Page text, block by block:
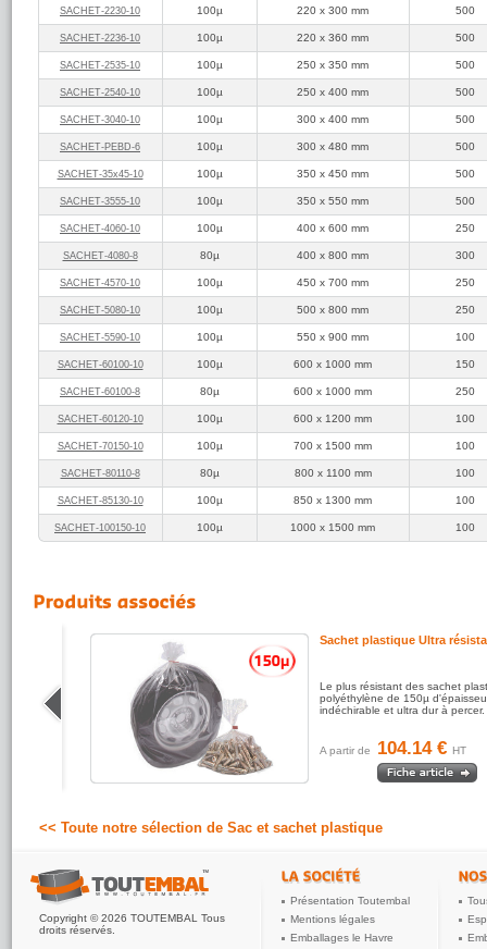
SACHET‑2230‑10 100µ 220 x 300 mm 500
SACHET‑2236‑10 100µ 220 x 360 mm 500
SACHET‑2535‑10 100µ 250 x 350 mm 500
SACHET‑2540‑10 100µ 250 x 400 mm 500
SACHET‑3040‑10 100µ 300 x 400 mm 500
SACHET‑PEBD‑6 100µ 300 x 480 mm 500
SACHET‑35x45‑10 100µ 350 x 450 mm 500
SACHET‑3555‑10 100µ 350 x 550 mm 500
SACHET‑4060‑10 100µ 400 x 600 mm 250
SACHET‑4080‑8 80µ 400 x 800 mm 300
SACHET‑4570‑10 100µ 450 x 700 mm 250
SACHET‑5080‑10 100µ 500 x 800 mm 250
SACHET‑5590‑10 100µ 550 x 900 mm 100
SACHET‑60100‑10 100µ 600 x 1000 mm 150
SACHET‑60100‑8 80µ 600 x 1000 mm 250
SACHET‑60120‑10 100µ 600 x 1200 mm 100
SACHET‑70150‑10 100µ 700 x 1500 mm 100
SACHET‑80110‑8 80µ 800 x 1100 mm 100
SACHET‑85130‑10 100µ 850 x 1300 mm 100
SACHET‑100150‑10 100µ 1000 x 1500 mm 100
Sachet plastique Ultra
Le plus résistant des sachet
polyéthylène de 150µ
indéchirable et ultra dur à percer.
A partir de 104.14 € HT
<< Toute notre sélection de Sac et sachet plastique
Copyright © 2026 TOUTEMBAL Tous
droits réservés.
Présentation Toutembal
Mentions légales
Emballages le Havre